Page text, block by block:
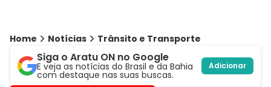
Home Notícias Trânsito e Transporte
Siga o Aratu ON no Google
E veja as notícias do Brasil e da Bahia
com destaque nas suas buscas.
Adicionar